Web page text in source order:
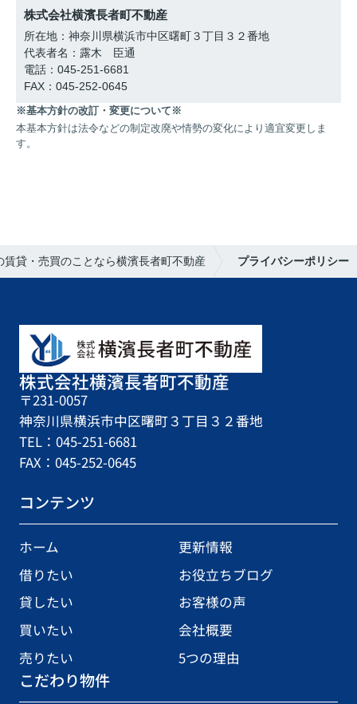
株式会社横濱長者町不動産
所在地：神奈川県横浜市中区曙町３丁目３２番地
代表者名：露木 臣通
電話：045-251-6681
FAX：045-252-0645
※基本方針の改訂・変更について※
本基本方針は法令などの制定改廃や情勢の変化により適宜変更しま
す。
賃貸・売買のことなら横濱長者町不動産 プライバシーポリシー
株式会社横濱長者町不動産
〒231-0057
神奈川県横浜市中区曙町３丁目３２番地
TEL：045-251-6681
FAX：045-252-0645
コンテンツ
ホーム
更新情報
借りたい
お役立ちブログ
貸したい
お客様の声
買いたい
会社概要
売りたい
5つの理由
こだわり物件